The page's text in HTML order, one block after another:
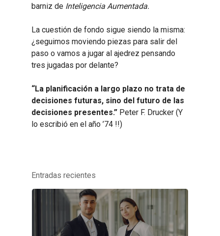
barniz de Inteligencia Aumentada.
La cuestión de fondo sigue siendo la misma:
¿seguimos moviendo piezas para salir del
paso o vamos a jugar al ajedrez pensando
tres jugadas por delante?
“La planificación a largo plazo no trata de
decisiones futuras, sino del futuro de las
decisiones presentes.” Peter F. Drucker (Y
lo escribió en el año ’74 !!)
Entradas recientes